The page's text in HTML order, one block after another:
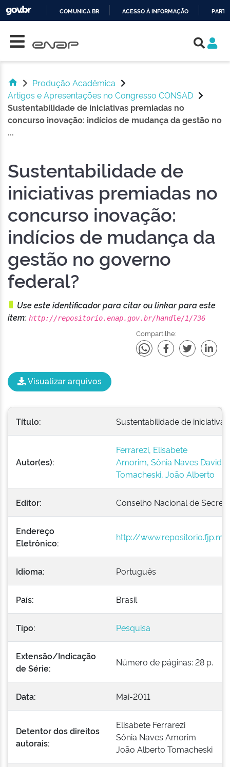
COMUNICA BR ACESSO À INFORMAÇÃO
Produção Acadêmica
Artigos e Apresentações no Congresso CONSAD
Sustentabilidade de iniciativas premiadas no
concurso inovação: indícios de mudança da gestão no
...
Sustentabilidade de
iniciativas premiadas no
concurso inovação:
indícios de mudança da
gestão no governo
federal?
Use este identificador para citar ou linkar para este
item: http://repositorio.enap.gov.br/handle/1/736
Compartilhe:
Visualizar arquivos
Título: Sustentabilidade de
Autor(es):
Ferrarezi, Elisabete
Amorim, Sônia Naves David
Tomacheski, João Alberto
Editor: Conselho Nacional de
Endereço
Eletrônico:
http://
Idioma: Português
País: Brasil
Tipo: Pesquisa
Extensão/Indicação
de Série:
Número de páginas: 28 p.
Data: Mai-2011
Detentor dos direitos
autorais:
Elisabete Ferrarezi
Sônia Naves Amorim
João Alberto Tomacheski